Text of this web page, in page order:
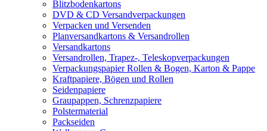
Blitzbodenkartons
DVD & CD Versandverpackungen
Verpacken und Versenden
Planversandkartons & Versandrollen
Versandkartons
Versandrollen, Trapez-, Teleskopverpackungen
Verpackungspapier Rollen & Bogen, Karton & Pappe
Kraftpapiere, Bögen und Rollen
Seidenpapiere
Graupappen, Schrenzpapiere
Polstermaterial
Packseiden